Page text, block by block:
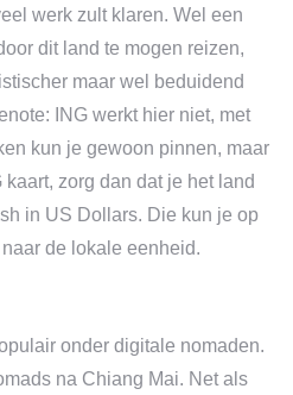
werk zult klaren. Wel een
dit land te mogen reizen,
maar wel beduidend
ING werkt hier niet, met
kun je gewoon pinnen, maar
zorg dan dat je het land
in US Dollars. Die kun je op
de lokale eenheid.
onder digitale nomaden.
na Chiang Mai. Net als